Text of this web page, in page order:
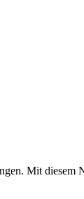
Mit diesem